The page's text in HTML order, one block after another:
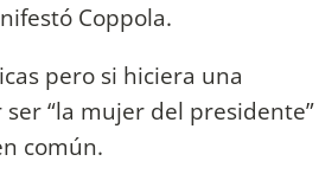
Coppola.
pero si hiciera una
ser “la mujer del presidente”
común.